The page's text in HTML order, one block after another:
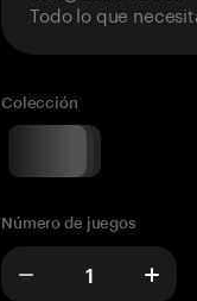
Todo lo que
Colección
Número de juegos